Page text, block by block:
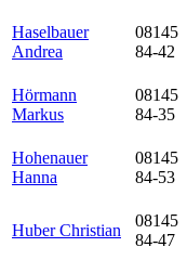
Haselbauer
Andrea
08145
84-42
Hörmann
Markus
08145
84-35
Hohenauer
Hanna
08145
84-53
Huber Christian
08145
84-47